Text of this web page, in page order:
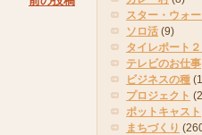
スター・ウォ
ソロ活 (9)
タイレポート
テレビのお仕事
ビジネスの種
プロジェクト
ポットキャスト
まちづくり